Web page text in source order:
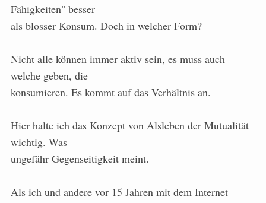
Fähigkeiten" besser
als blosser Konsum. Doch in welcher Form?
Nicht alle können immer aktiv sein, es muss auch
welche geben, die
konsumieren. Es kommt auf das Verhältnis an.
Hier halte ich das Konzept von Alsleben der Mutualität
wichtig. Was
ungefähr Gegenseitigkeit meint.
Als ich und andere vor 15 Jahren mit dem Internet